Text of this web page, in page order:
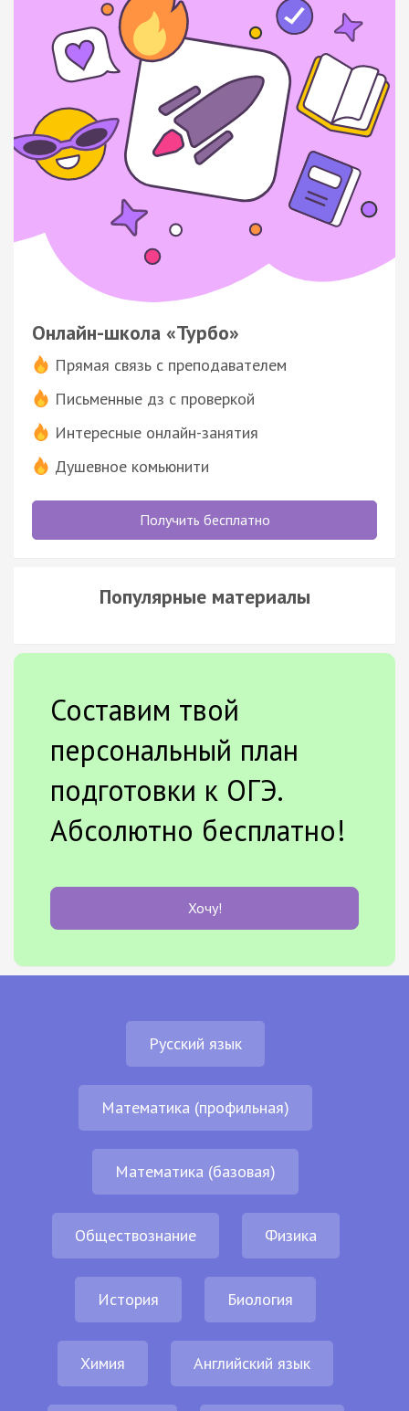
Онлайн-школа «Турбо»
Прямая связь с преподавателем
Письменные дз с проверкой
Интересные онлайн-занятия
Душевное комьюнити
Получить бесплатно
Популярные материалы
Составим твой
персональный план
подготовки к ОГЭ.
Абсолютно бесплатно!
Хочу!
Русский язык
Математика (профильная)
Математика (базовая)
Обществознание Физика
История Биология
Химия Английский язык